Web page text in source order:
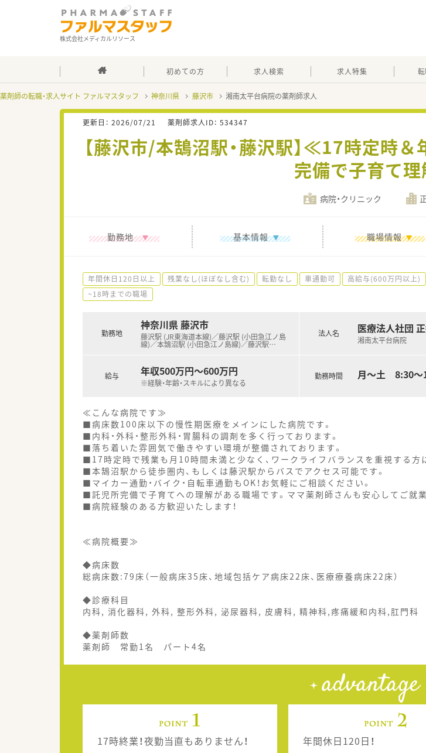
株式会社メディカルリソース
初めての方 求人検索 求人特集
薬剤師の転職・求人サイト ファルマスタッフ 神奈川県 藤沢市 湘南太平台病院の薬剤師求人
更新日： 2026/07/21 薬剤師求人ID： 534347
【藤沢市/本鵠沼駅・藤沢駅】≪17時定時
完備で子育て
病院・クリニック
勤務地 基本情報 職場情報
年間休日120日以上 残業なし(ほぼなし含む) 転勤なし 車通勤可 高給与(600万円以上)
~18時までの職場
勤務地
神奈川県 藤沢市
藤沢駅 (JR東海道本線)／藤沢駅 (小田急江ノ島
線)／本鵠沼駅 (小田急江ノ島線)／藤沢駅…
給与 年収500万円～600万円
※経験・年齢・スキルにより異なる
法人名 医療法人社団
湘南太平台病院
勤務時間 月～土 8:30～
≪こんな病院です≫
■病床数100床以下の慢性期医療をメインにした病院です。
■内科・外科・整形外科・胃腸科の調剤を多く行っております。
■落ち着いた雰囲気で働きやすい環境が整備されております。
■17時定時で残業も月10時間未満と少なく、ワークライフバランスを重視する方
■本鵠沼駅から徒歩圏内、もしくは藤沢駅からバスでアクセス可能です。
■マイカー通勤・バイク・自転車通勤もOK！お気軽にご相談ください。
■託児所完備で子育てへの理解がある職場です。ママ薬剤師さんも安心してご就業
■病院経験のある方歓迎いたします！
≪病院概要≫
◆病床数
総病床数:79床（一般病床35床、地域包括ケア病床22床、医療療養病床22床）
◆診療科目
内科, 消化器科, 外科, 整形外科, 泌尿器科, 皮膚科, 精神科,疼痛緩和内科,肛門科
◆薬剤師数
薬剤師 常勤1名 パート4名
advantage
17時終業！夜勤当直もありません！ 年間休日120日！